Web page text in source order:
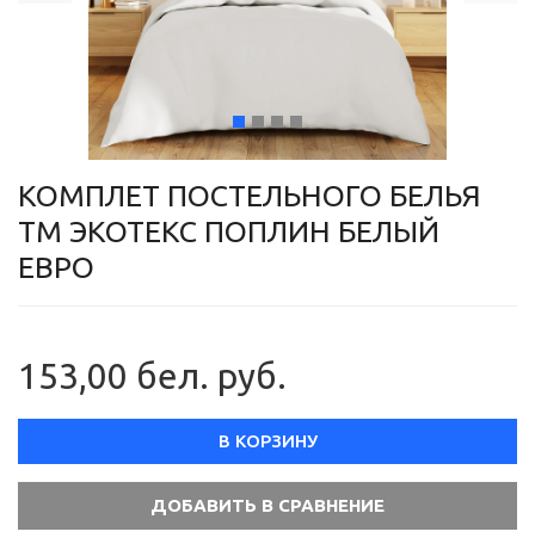
КОМПЛЕТ ПОСТЕЛЬНОГО БЕЛЬЯ
ТМ ЭКОТЕКС ПОПЛИН БЕЛЫЙ
ЕВРО
153,00 бел. руб.
В КОРЗИНУ